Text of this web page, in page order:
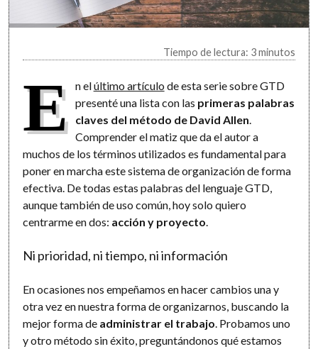
Tiempo de lectura: 3 minutos
E n elúltimo artículo de esta serie sobre GTD
presenté una lista con las primeras palabras
claves del método de David Allen
Comprender el matiz que da el autor a
muchos de los términos utilizados es fundamental para
poner en marcha este sistema de organización de forma
efectiva. De todas estas palabras del lenguaje GTD,
aunque también de uso común, hoy solo quiero
centrarme en dos: acción y proyecto
Ni prioridad, ni tiempo, ni información
En ocasiones nos empeñamos en hacer cambios una y
otra vez en nuestra forma de organizarnos, buscando la
mejor forma de administrar el trabajo . Probamos uno
y otro método sin éxito, preguntándonos qué estamos